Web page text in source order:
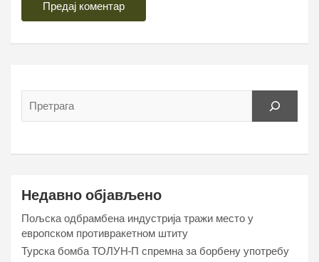
Недавно објављено
Пољска одбрамбена индустрија тражи место у
европском противракетном штиту
Турска бомба ТОЛУН-П спремна за борбену употребу